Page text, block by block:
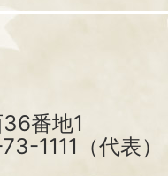
番地1
1111（代表）